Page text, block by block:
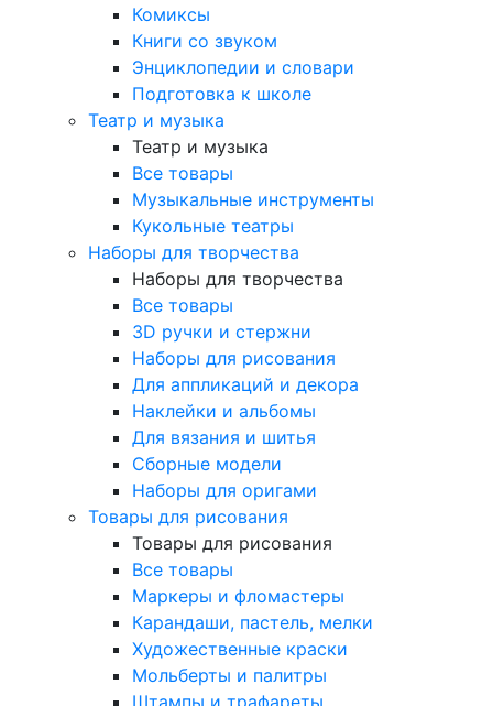
Комиксы
Книги со звуком
Энциклопедии и словари
Подготовка к школе
Театр и музыка
Театр и музыка
Все товары
Музыкальные инструменты
Кукольные театры
Наборы для творчества
Наборы для творчества
Все товары
3D ручки и стержни
Наборы для рисования
Для аппликаций и декора
Наклейки и альбомы
Для вязания и шитья
Сборные модели
Наборы для оригами
Товары для рисования
Товары для рисования
Все товары
Маркеры и фломастеры
Карандаши, пастель, мелки
Художественные краски
Мольберты и палитры
Штампы и трафареты